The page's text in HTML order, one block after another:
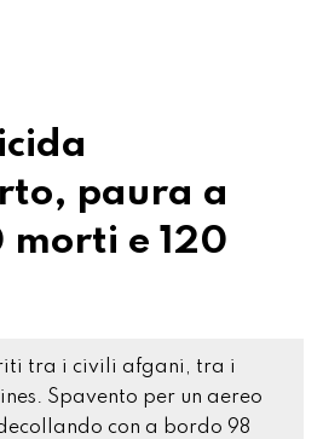
paura a
morti e 120
tra i civili afgani, tra i
Spavento per un aereo
con a bordo 98